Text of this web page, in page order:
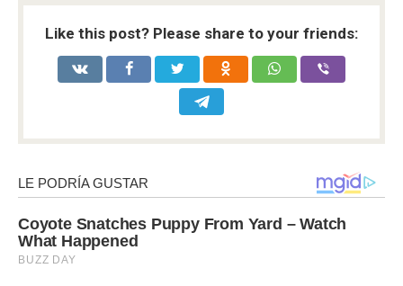
Like this post? Please share to your friends: